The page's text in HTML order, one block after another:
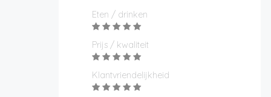
Eten / drinken
Prijs / kwaliteit
Klantvriendelijkheid